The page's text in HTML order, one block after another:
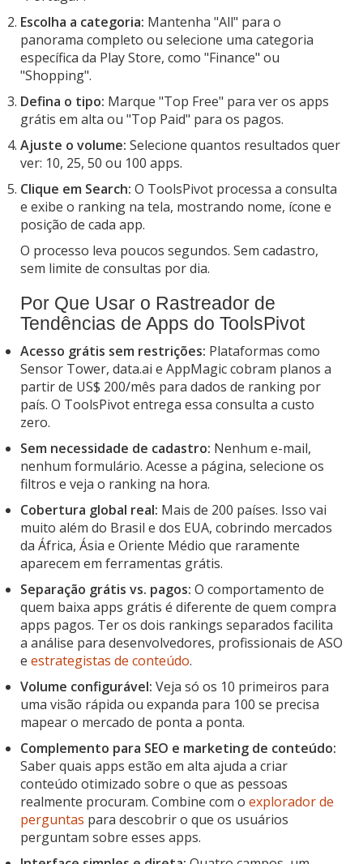
Escolha a categoria: Mantenha "All" para o
panorama completo ou selecione uma categoria
específica da Play Store, como "Finance" ou
"Shopping".
Defina o tipo: Marque "Top Free" para ver os apps
grátis em alta ou "Top Paid" para os pagos.
Ajuste o volume: Selecione quantos resultados quer
ver: 10, 25, 50 ou 100 apps.
Clique em Search: O ToolsPivot processa a consulta
e exibe o ranking na tela, mostrando nome, ícone e
posição de cada app.
O processo leva poucos segundos. Sem cadastro,
sem limite de consultas por dia.
Por Que Usar o Rastreador de
Tendências de Apps do ToolsPivot
Acesso grátis sem restrições: Plataformas como
Sensor Tower, data.ai e AppMagic cobram planos a
partir de US$ 200/mês para dados de ranking por
país. O ToolsPivot entrega essa consulta a custo
zero.
Sem necessidade de cadastro: Nenhum e-mail,
nenhum formulário. Acesse a página, selecione os
filtros e veja o ranking na hora.
Cobertura global real: Mais de 200 países. Isso vai
muito além do Brasil e dos EUA, cobrindo mercados
da África, Ásia e Oriente Médio que raramente
aparecem em ferramentas grátis.
Separação grátis vs. pagos: O comportamento de
quem baixa apps grátis é diferente de quem compra
apps pagos. Ter os dois rankings separados facilita
a análise para desenvolvedores, profissionais de ASO
e estrategistas de conteúdo.
Volume configurável: Veja só os 10 primeiros para
uma visão rápida ou expanda para 100 se precisa
mapear o mercado de ponta a ponta.
Complemento para SEO e marketing de conteúdo:
Saber quais apps estão em alta ajuda a criar
conteúdo otimizado sobre o que as pessoas
realmente procuram. Combine com o explorador de
perguntas para descobrir o que os usuários
perguntam sobre esses apps.